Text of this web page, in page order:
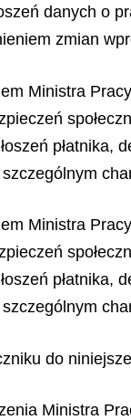
danych o
zmian
Ministra
płatnika,
Ministra
płatnika,
do
Ministra